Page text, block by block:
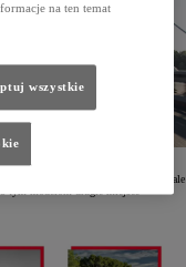
– są to Yaris, Yaris Cross,
Cross. Aygo X w pierwszym kwartale
tym modelom drugie miejsce
na ten temat
wszystkie